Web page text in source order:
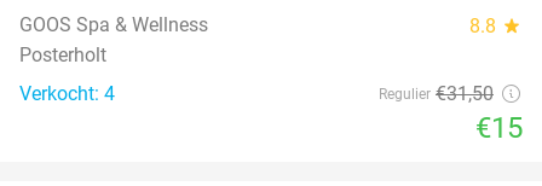
TODAY
GOOS Spa & Wellness 8.8 star
Posterholt
Verkocht: 4
Regulier €31,50
€15